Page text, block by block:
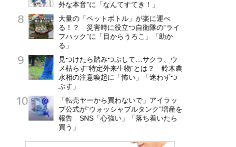
外な本音”に「なんてすてき！」
大量の「ペットボトル」が楽に運べ
る！？ 災害時に役立つ自衛隊の“ライ
フハック”に「目からうろこ」「助か
る」
見つけたら踏みつぶして…サクラ、ウ
メ枯らす“特定外来生物”とは？ 鈴木農
水相の注意喚起に「怖い」「迷わずつ
ぶす」
「転売ヤーから買わないで」アイラッ
プ公式が“ウォッシャブルタンク”増産を
報告 SNS「心強い」「落ち着いたら
買う」